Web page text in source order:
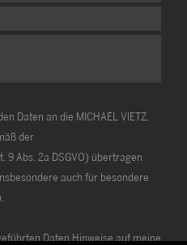
Daten an die MICHAEL VIETZ,
der
9 Abs. 2a DSGVO) übertragen
auch für besondere
Daten Hinweise auf meine